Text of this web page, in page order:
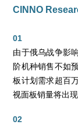
CINNO
01
由于俄乌战争影
阶机种销售不如
板计划需求超百
视面板销量将出
02